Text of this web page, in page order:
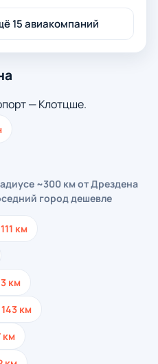
15 авиакомпаний
— Клотцше.
~300 км от Дрездена
город дешевле
км
км
км
км